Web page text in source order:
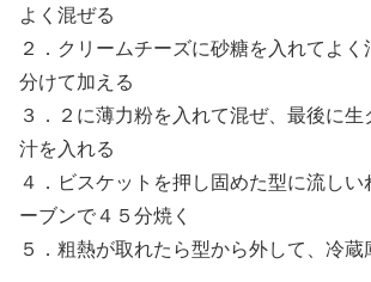
よく混ぜる
２．クリームチーズに砂糖を入れてよく
分けて加える
３．２に薄力粉を入れて混ぜ、最後に
汁を入れる
４．ビスケットを押し固めた型に流し
ーブンで４５分焼く
５．粗熱が取れたら型から外して、冷蔵